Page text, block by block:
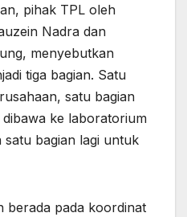
pihak TPL oleh
Nadra dan
menyebutkan
tiga bagian. Satu
satu bagian
ke laboratorium
satu bagian lagi untuk
berada pada koordinat